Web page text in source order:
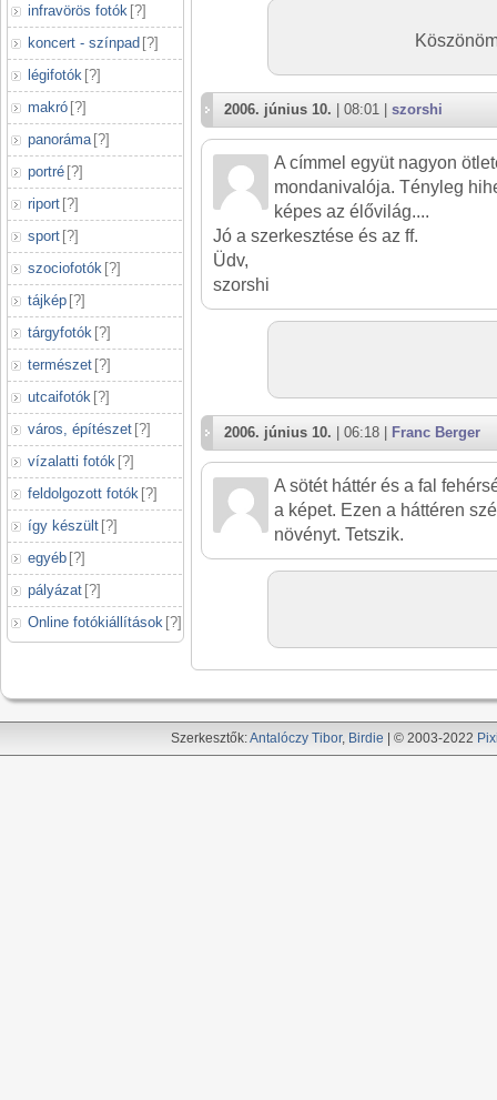
infravörös fotók [?]
koncert - színpad [?]
légifotók [?]
makró [?]
panoráma [?]
portré [?]
riport [?]
sport [?]
szociofotók [?]
tájkép [?]
tárgyfotók [?]
természet [?]
utcaifotók [?]
város, építészet [?]
vízalatti fotók [?]
feldolgozott fotók [?]
így készült [?]
egyéb [?]
pályázat [?]
Online fotókiállítások [?]
2006. június 10. | 08:01 | szorshi
A címmel együt nagyon
mondanivalója. Tényleg
képes az élővilág....
Jó a szerkesztése és az ff.
Üdv,
szorshi
2006. június 10. | 06:18 | Franc Berger
A sötét háttér és a fal
a képet. Ezen a háttéren
növényt. Tetszik.
Szerkesztők:Antalóczy Tibor, Birdie | © 2003-2022